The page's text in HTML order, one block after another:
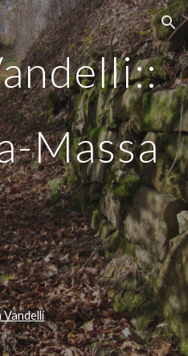
Skip to navigation
Massa
Vandelli